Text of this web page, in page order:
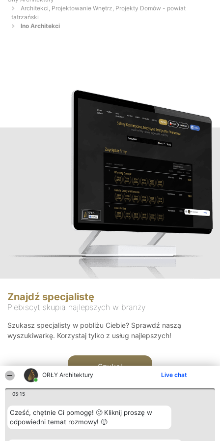
ORŁY Architektury Live chat
05:15
Cześć, chętnie Ci pomogę! 🙂 Kliknij proszę w
odpowiedni temat rozmowy! 🙂
Architekci, Projektowanie Wnętrz, Projekty Domów - powiat
tatrzański
Ino Architekci
Znajdź specjalistę
Plebiscyt skupia najlepszych w branży
Szukasz specjalisty w pobliżu Ciebie? Sprawdź naszą
wyszukiwarkę. Korzystaj tylko z usług najlepszych!
Szukaj
Organizator plebiscytu Plebiscyt Kontakt